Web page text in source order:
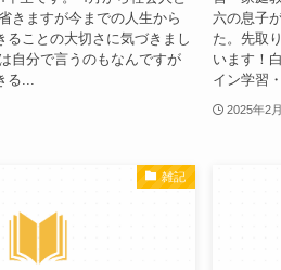
きますが今までの人生から
ることの大切さに気づきまし
自分で言うのもなんですが
る...
六の息子
た。先取
います！
イン学習
2025年2
雑記